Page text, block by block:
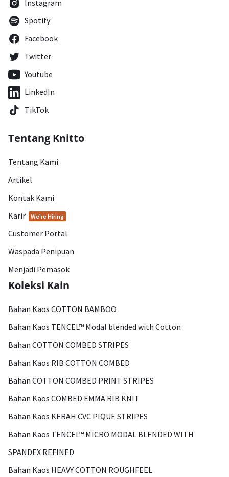
Instagram
Spotify
Facebook
Twitter
Youtube
LinkedIn
TikTok
Tentang Knitto
Tentang Kami
Artikel
Kontak Kami
Karir
We're Hiring
Customer Portal
Waspada Penipuan
Menjadi Pemasok
Koleksi Kain
Bahan Kaos COTTON BAMBOO
Bahan Kaos TENCEL™ Modal blended with Cotton
Bahan COTTON COMBED STRIPES
Bahan Kaos RIB COTTON COMBED
Bahan COTTON COMBED PRINT STRIPES
Bahan Kaos COMBED EMMA RIB KNIT
Bahan Kaos KERAH CVC PIQUE STRIPES
Bahan Kaos TENCEL™ MICRO MODAL BLENDED WITH
SPANDEX REFINED
Bahan Kaos HEAVY COTTON ROUGHFEEL